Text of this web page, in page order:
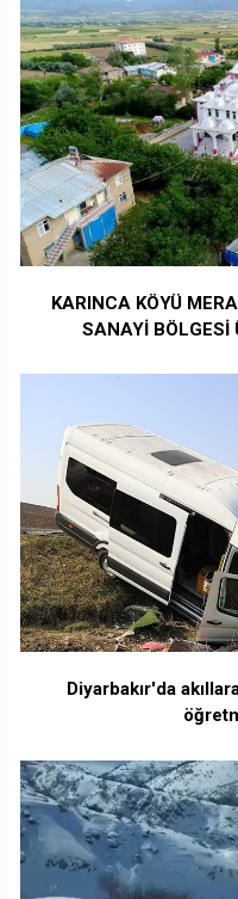
KARINCA KÖYÜ
SANAYİ BÖLGESİ
Diyarbakır'da